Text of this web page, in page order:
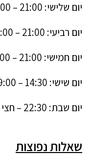
יום שלישי: 21:00 – 10:00
יום רביעי: 21:00 – 10:00
יום חמישי: 21:00 – 10:00
יום שישי: 14:30 – 9:00
יום שבת: 22:30 – חצי שעה מצאת השבת
שאלות נפוצות